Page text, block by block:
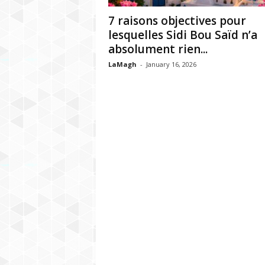
e
7 raisons objectives pour
lesquelles Sidi Bou Saïd n’a
absolument rien...
LaMagh - January 16, 2026